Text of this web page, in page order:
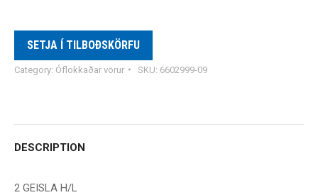
SETJA Í TILBOÐSKÖRFU
Category: Óflokkaðar vörur SKU: 6602999-09
DESCRIPTION
2 GEISLA H/L